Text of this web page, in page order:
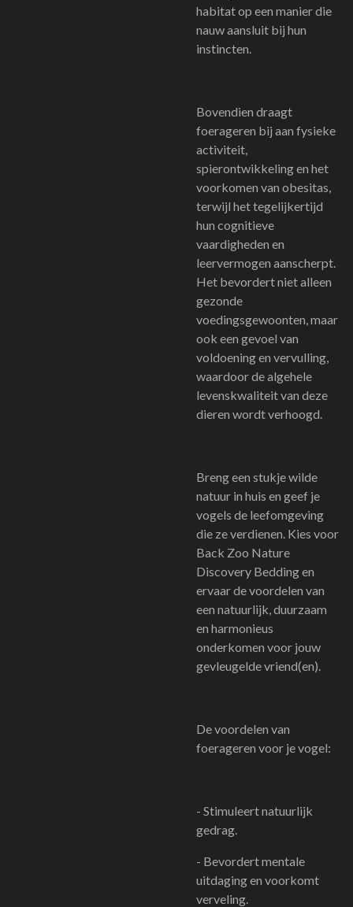
habitat op een manier die
nauw aansluit bij hun
instincten.
Bovendien draagt
foerageren bij aan fysieke
activiteit,
spierontwikkeling en het
voorkomen van obesitas,
terwijl het tegelijkertijd
hun cognitieve
vaardigheden en
leervermogen aanscherpt.
Het bevordert niet alleen
gezonde
voedingsgewoonten, maar
ook een gevoel van
voldoening en vervulling,
waardoor de algehele
levenskwaliteit van deze
dieren wordt verhoogd.
Breng een stukje wilde
natuur in huis en geef je
vogels de leefomgeving
die ze verdienen. Kies voor
Back Zoo Nature
Discovery Bedding en
ervaar de voordelen van
een natuurlijk, duurzaam
en harmonieus
onderkomen voor jouw
gevleugelde vriend(en).
De voordelen van
foerageren voor je vogel:
- Stimuleert natuurlijk
gedrag.
- Bevordert mentale
uitdaging en voorkomt
verveling.